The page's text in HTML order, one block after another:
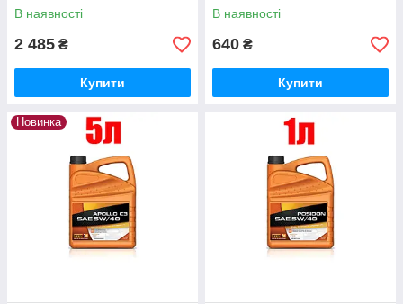
В наявності
2 485 ₴
Купити
В наявності
640 ₴
Купити
Новинка